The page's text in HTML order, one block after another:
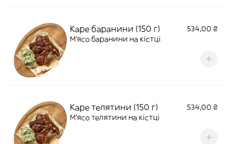
Каре баранини (150 г)
534,00 ₴
М'ясо баранини на кістці
Каре телятини (150 г)
534,00 ₴
М'ясо телятини на кістці